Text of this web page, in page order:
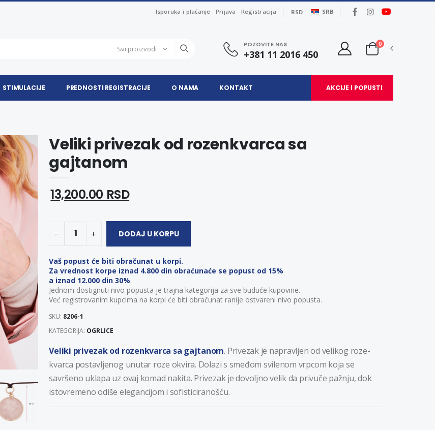
Isporuka i plaćanje Prijava Registracija RSD SRB
POZOVITE NAS
+381 11 2016 450
0
STIMULACIJE PREDNOSTI REGISTRACIJE O NAMA KONTAKT AKCIJE I POPUSTI
Veliki privezak od rozenkvarca sa
gajtanom
13,200.00 RSD
1 DODAJ U KORPU
Vaš popust će biti obračunat u korpi.
Za vrednost korpe iznad 4.800 din obraćunaće se popust od 15%
a iznad 12.000 din 30%.
Jednom dostignuti nivo popusta je trajna kategorija za sve buduće kupovine.
Već registrovanim kupcima na korpi će biti obračunat ranije ostvareni nivo popusta.
SKU: 8206-1
KATEGORIJA: OGRLICE
Veliki privezak od rozenkvarca sa gajtanom. Privezak je napravljen od velikog roze-
kvarca postavljenog unutar roze okvira. Dolazi s smeđom svilenom vrpcom koja se
savršeno uklapa uz ovaj komad nakita. Privezak je dovoljno velik da privuče pažnju, dok
istovremeno odiše elegancijom i sofisticiranošću.